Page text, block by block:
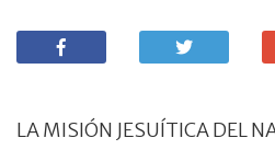
LA MISIÓN JESUÍTICA DEL